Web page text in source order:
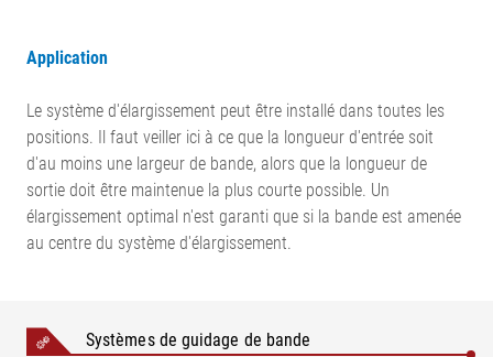
Application
Le système d'élargissement peut être installé dans toutes les
positions. Il faut veiller ici à ce que la longueur d'entrée soit
d'au moins une largeur de bande, alors que la longueur de
sortie doit être maintenue la plus courte possible. Un
élargissement optimal n'est garanti que si la bande est amenée
au centre du système d'élargissement.
Systèmes de guidage de bande